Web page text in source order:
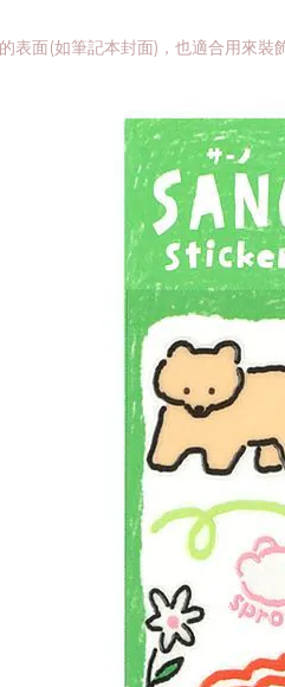
表面(如筆記本封面)，也適合用